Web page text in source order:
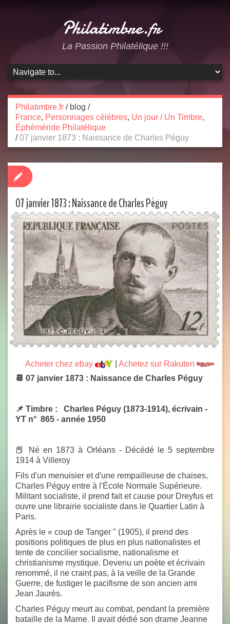
Philatimbre.fr
La Passion Philatélique !!!
Philatimbre.fr /blog /
France, Personnages célèbres, Un jour / Un Timbre,
Éphéméride Philatélique
/ 07 janvier 1873 : Naissance de Charles Péguy
07 janvier 1873 : Naissance de Charles Péguy
Acheter chez ebay
Achetez sur Rakuten
📆 07 janvier 1873 : Naissance de Charles Péguy
📌 Timbre : Charles Péguy (1873-1914), écrivain -
YT n° 865 - année 1950
📕 Né en 1873 à Orléans - Décédé le 5 septembre
1914 à Villeroy
Fils d'un menuisier et d'une rempailleuse de chaises,
Charles Péguy entre à l'École Normale Supérieure.
Militant socialiste, il prend fait et cause pour Dreyfus et
ouvre une librairie socialiste dans le Quartier Latin à
Paris.
Après le « coup de Tanger " (1905), il prend des
positions politiques de plus en plus nationalistes et
tente de concilier socialisme, nationalisme et
christianisme mystique. Devenu un poète et écrivain
renommé, il ne craint pas, à la veille de la Grande
Guerre, de fustiger le pacifisme de son ancien ami
Jean Jaurès.
Charles Péguy meurt au combat, pendant la première
bataille de la Marne. Il avait dédié son drame Jeanne